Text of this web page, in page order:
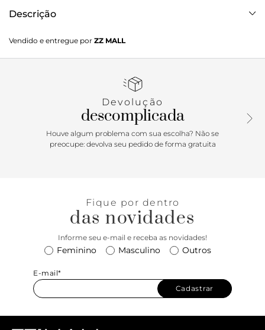
Descrição
possui salto bloco baixo, com detalhes em costura de
mesmo tom no cabedal e em torno do calcanhar.
A bota ANACAPRI de cano curto vem com um shape mais
clássico e bico quadrado. Clássica, confortável e atemporal,
ela é perfeita para o dia a dia, vai te acompanhar em todos
os momentos. É só calçar e está totalmente pronta! Invista
Vendido e entregue por ZZ MALL
Devolução
descomplicada
Houve algum problema com sua escolha? Não se
preocupe: devolva seu pedido de forma gratuita
Fique por dentro
das novidades
Informe seu e-mail e receba as novidades!
Feminino Masculino Outros
E-mail*
Cadastrar